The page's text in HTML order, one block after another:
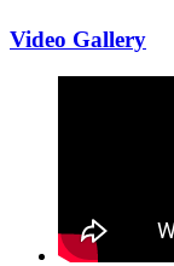
Video Gallery